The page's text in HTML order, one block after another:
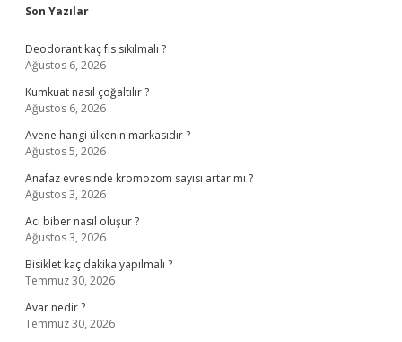
Sidebar
Son Yazılar
Deodorant kaç fıs sıkılmalı ?
Ağustos 6, 2026
Kumkuat nasıl çoğaltılır ?
Ağustos 6, 2026
Avene hangi ülkenin markasıdır ?
Ağustos 5, 2026
Anafaz evresinde kromozom sayısı artar mı ?
Ağustos 3, 2026
Acı biber nasıl oluşur ?
Ağustos 3, 2026
Bisiklet kaç dakika yapılmalı ?
Temmuz 30, 2026
Avar nedir ?
Temmuz 30, 2026